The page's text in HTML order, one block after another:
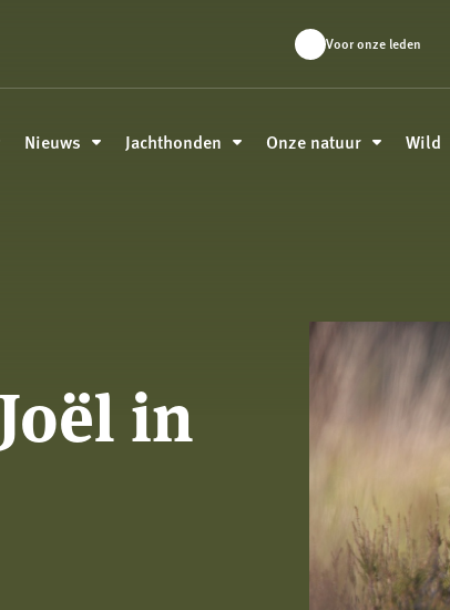
Voor onze leden
Nieuws Jachthonden Onze natuur Wild
in